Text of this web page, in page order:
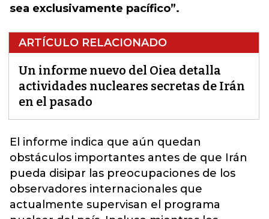
sea exclusivamente pacífico”.
ARTÍCULO RELACIONADO
Un informe nuevo del Oiea detalla
actividades nucleares secretas de Irán
en el pasado
El informe indica que aún quedan
obstáculos importantes antes de que Irán
pueda disipar las preocupaciones de los
observadores internacionales que
actualmente supervisan el programa